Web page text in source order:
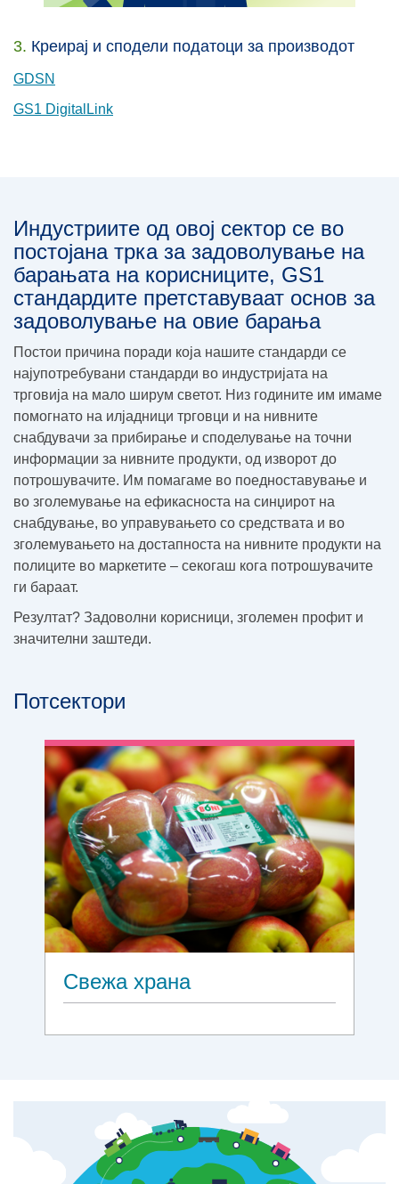
3. Креирај и сподели податоци за производот
GDSN
GS1 DigitalLink
Индустриите од овој сектор се во
постојана трка за задоволување на
барањата на корисниците, GS1
стандардите претставуваат основ за
задоволување на овие барања
Постои причина поради која нашите стандарди се
најупотребувани стандарди во индустријата на
трговија на мало ширум светот. Низ годините им имаме
помогнато на илјадници трговци и на нивните
снабдувачи за прибирање и споделување на точни
информации за нивните продукти, од изворот до
потрошувачите. Им помагаме во поедноставување и
во зголемување на ефикасноста на синџирот на
снабдување, во управувањето со средствата и во
зголемувањето на достапноста на нивните продукти на
полиците во маркетите – секогаш кога потрошувачите
ги бараат.
Резултат? Задоволни корисници, зголемен профит и
значителни заштеди.
Потсектори
Свежа храна